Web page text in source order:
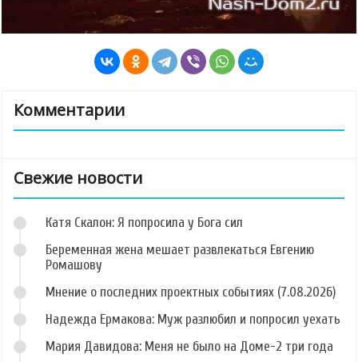
Комментарии
Свежие новости
Катя Скалон: Я попросила у Бога сил
Беременная жена мешает развлекаться Евгению
Ромашову
Мнение о последних проектных событиях (7.08.2026)
Надежда Ермакова: Муж разлюбил и попросил уехать
Мария Давидова: Меня не было на Доме-2 три года